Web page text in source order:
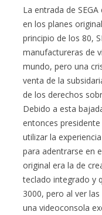
La entrada de
en los planes
principio de los 80,
manufactureras de
mundo, pero una
venta de la
de los derechos
Debido a esta
entonces
utilizar la
para adentrarse en
original era la de
teclado integrado y
3000, pero al ver
una videoconsola